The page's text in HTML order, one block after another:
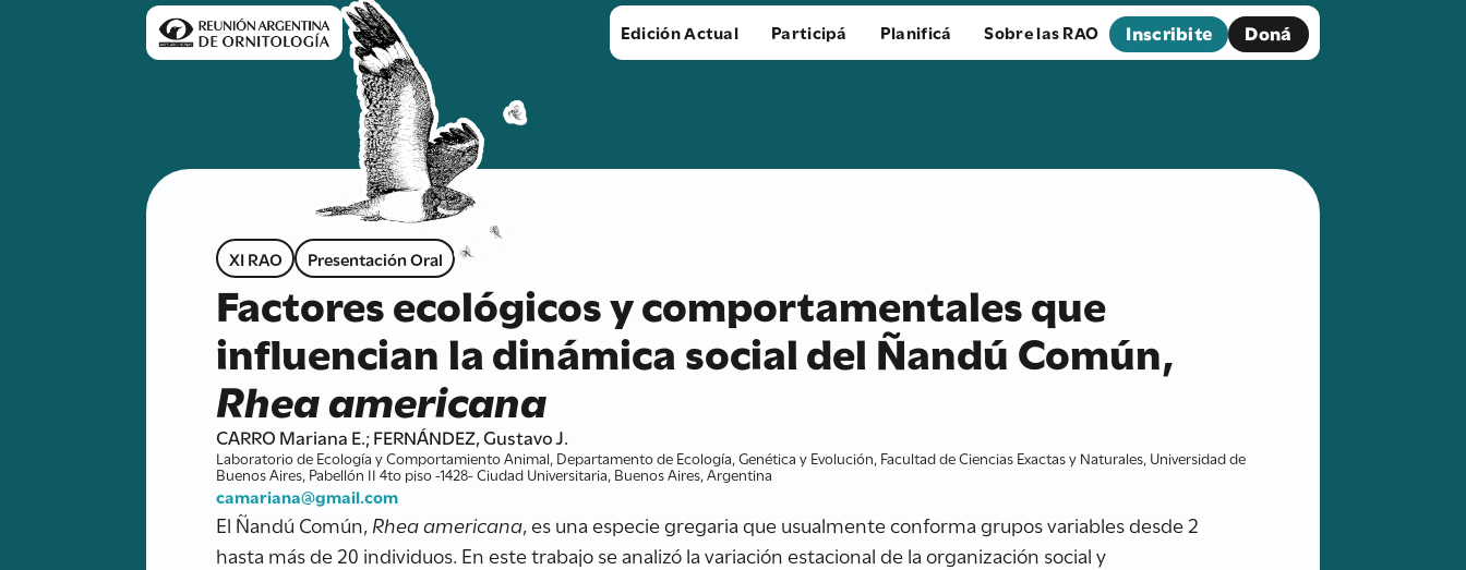
Edición Actual Participá Planificá Sobre las RAO Inscribite Doná
XI RAO Presentación Oral
Factores ecológicos y comportamentales que
influencian la dinámica social del Ñandú Común,
Rhea americana
CARRO Mariana E.; FERNÁNDEZ, Gustavo J.
Laboratorio de Ecología y Comportamiento Animal, Departamento de Ecología, Genética y Evolución, Facultad de Ciencias Exactas y Naturales, Universidad de
Buenos Aires, Pabellón II 4to piso -1428- Ciudad Universitaria, Buenos Aires, Argentina
camariana@gmail.com
El Ñandú Común,Rhea americana, es una especie gregaria que usualmente conforma grupos variables desde 2
hasta más de 20 individuos. En este trabajo se analizó la variación estacional de la organización social y